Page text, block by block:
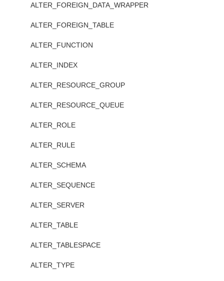
ALTER_FOREIGN_DATA_WRAPPER
ALTER_FOREIGN_TABLE
ALTER_FUNCTION
ALTER_INDEX
ALTER_RESOURCE_GROUP
ALTER_RESOURCE_QUEUE
ALTER_ROLE
ALTER_RULE
ALTER_SCHEMA
ALTER_SEQUENCE
ALTER_SERVER
ALTER_TABLE
ALTER_TABLESPACE
ALTER_TYPE